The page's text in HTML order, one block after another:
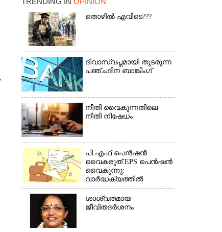
തൊഴിൽ എവിടെ???
ദിവാസ്വപ്നമായി തുടരുന്ന
പഞ്ചദിന ബാങ്കിംഗ്
നീതി വൈകുന്നതിലെ
നീതി നിഷേധം
പി.എഫ് പെൻഷൻ
വൈകരുത് EPS പെൻഷൻ
വൈകുന്നു:
വാർദ്ധക്യത്തിൽ
പെൻഷൻകാർ
ബുദ്ധിമുട്ടിൽ*(കത്ത്)
ശാശ്വതമായ
ജീവിതദർശനം
×